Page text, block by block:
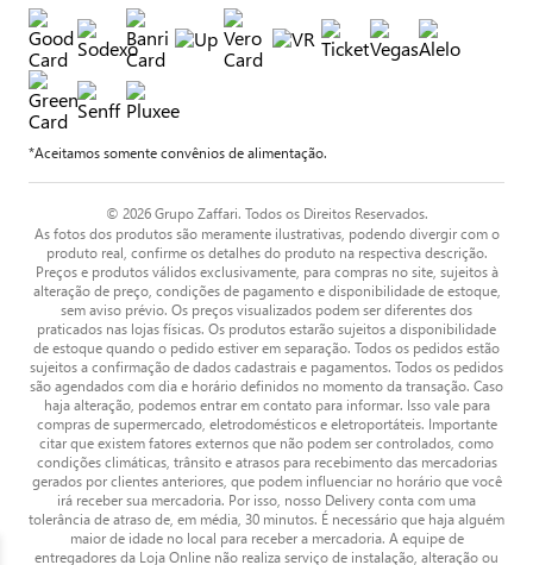
*Aceitamos somente convênios de alimentação.
© 2026 Grupo Zaffari. Todos os Direitos Reservados.
As fotos dos produtos são meramente ilustrativas, podendo divergir com o
produto real, confirme os detalhes do produto na respectiva descrição.
Preços e produtos válidos exclusivamente, para compras no site, sujeitos à
alteração de preço, condições de pagamento e disponibilidade de estoque,
sem aviso prévio. Os preços visualizados podem ser diferentes dos
praticados nas lojas físicas. Os produtos estarão sujeitos a disponibilidade
de estoque quando o pedido estiver em separação. Todos os pedidos estão
sujeitos a confirmação de dados cadastrais e pagamentos. Todos os pedidos
são agendados com dia e horário definidos no momento da transação. Caso
haja alteração, podemos entrar em contato para informar. Isso vale para
compras de supermercado, eletrodomésticos e eletroportáteis. Importante
citar que existem fatores externos que não podem ser controlados, como
condições climáticas, trânsito e atrasos para recebimento das mercadorias
gerados por clientes anteriores, que podem influenciar no horário que você
irá receber sua mercadoria. Por isso, nosso Delivery conta com uma
tolerância de atraso de, em média, 30 minutos. É necessário que haja alguém
maior de idade no local para receber a mercadoria. A equipe de
entregadores da Loja Online não realiza serviço de instalação, alteração ou